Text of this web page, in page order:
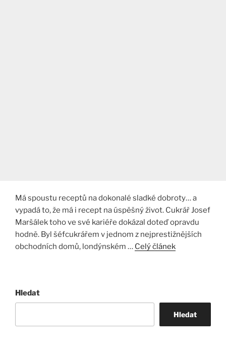
Má spoustu receptů na dokonalé sladké dobroty… a
vypadá to, že má i recept na úspěšný život. Cukrář Josef
Maršálek toho ve své kariéře dokázal doteď opravdu
hodně. Byl šéfcukrářem v jednom z nejprestižnějších
obchodních domů, londýnském … Celý článek
Hledat
Hledat